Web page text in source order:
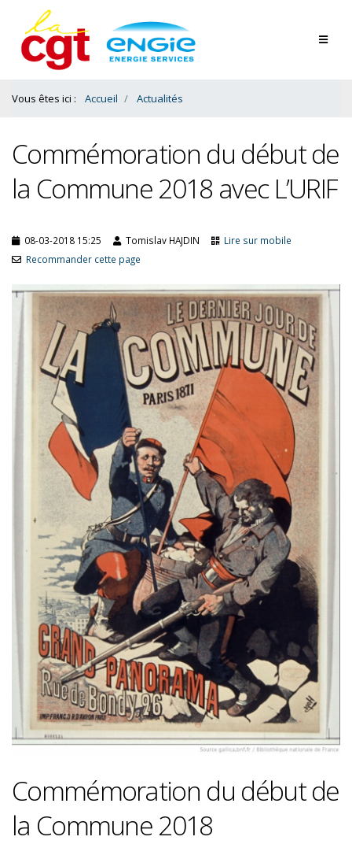
Contenu
Bas
Vous êtes ici : Accueil Actualités
Commémoration du début de
la Commune 2018 avec L’URIF
08-03-2018 15:25 Tomislav HAJDIN
Lire sur mobile
Recommander cette page
Commémoration du début de
la Commune 2018